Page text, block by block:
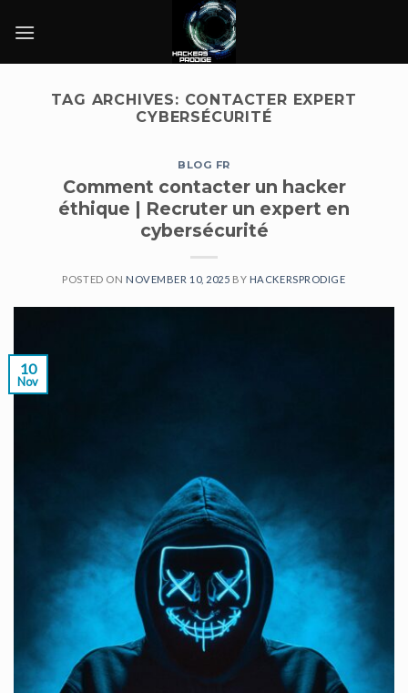
TAG ARCHIVES: CONTACTER EXPERT
CYBERSÉCURITÉ
BLOG FR
Comment contacter un hacker
éthique | Recruter un expert en
cybersécurité
POSTED ON NOVEMBER 10, 2025 BY HACKERSPRODIGE
10
Nov